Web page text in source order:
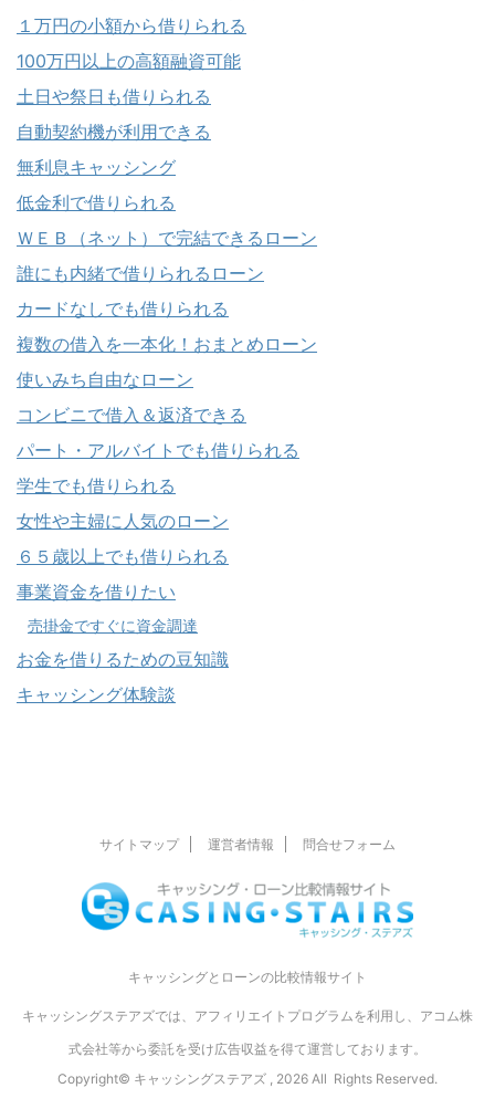
１万円の小額から借りられる
100万円以上の高額融資可能
土日や祭日も借りられる
自動契約機が利用できる
無利息キャッシング
低金利で借りられる
ＷＥＢ（ネット）で完結できるローン
誰にも内緒で借りられるローン
カードなしでも借りられる
複数の借入を一本化！おまとめローン
使いみち自由なローン
コンビニで借入＆返済できる
パート・アルバイトでも借りられる
学生でも借りられる
女性や主婦に人気のローン
６５歳以上でも借りられる
事業資金を借りたい
売掛金ですぐに資金調達
お金を借りるための豆知識
キャッシング体験談
サイトマップ 運営者情報 問合せフォーム
キャッシングとローンの比較情報サイト
キャッシングステアズでは、アフィリエイトプログラムを利用し、アコム株
式会社等から委託を受け広告収益を得て運営しております。
Copyright© キャッシングステアズ , 2026 All Rights Reserved.